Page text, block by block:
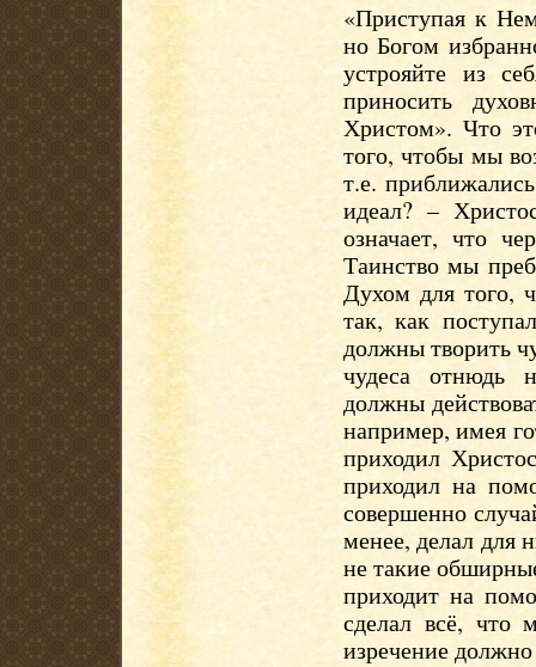
«Приступая к
но Богом
устрояйте из
приносить
Христом». Что
того, чтобы мы
т.е.
идеал? –
означает, что
Таинство мы
Духом для того,
так, как
должны творить
чудеса отнюдь
должны
например, имея
приходил
приходил на
совершенно
менее, делал для
не такие
приходит на
сделал всё, что
изречение